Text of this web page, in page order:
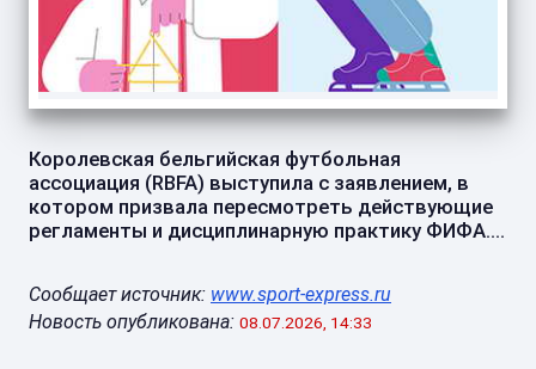
Королевская бельгийская футбольная
ассоциация (RBFA) выступила с заявлением, в
котором призвала пересмотреть действующие
регламенты и дисциплинарную практику ФИФА....
Сообщает источник: www.sport-express.ru
Новость опубликована: 08.07.2026, 14:33